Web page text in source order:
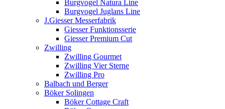
Burgvogel Natura Line
Burgvogel Juglans Line
J.Giesser Messerfabrik
Giesser Funktionsserie
Giesser Premium Cut
Zwilling
Zwilling Gourmet
Zwilling Vier Sterne
Zwilling Pro
Balbach und Berger
Böker Solingen
Böker Cottage Craft